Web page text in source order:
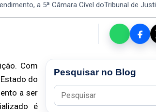
a 5ª Câmara Cível doTribunal de
Com
do
a ser
é
Pesquisar no Blog
Pesquisar por: